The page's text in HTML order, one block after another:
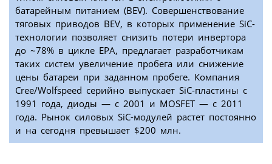
батарейным питанием (BEV). Совершенствование
тяговых приводов BEV, в которых применение SiC-
технологии позволяет снизить потери инвертора
до ~78% в цикле EPA, предлагает разработчикам
таких систем увеличение пробега или снижение
цены батареи при заданном пробеге. Компания
Cree/Wolfspeed серийно выпускает SiC-пластины с
1991 года, диоды — с 2001 и MOSFET — с 2011
года. Рынок силовых SiC-модулей растет постоянно
и на сегодня превышает $200 млн.